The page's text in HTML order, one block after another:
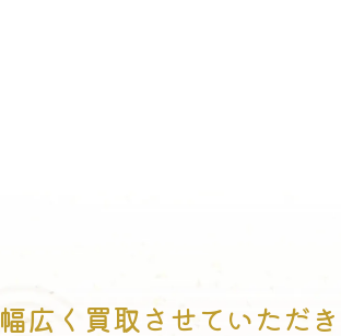
幅広く買取させていただき